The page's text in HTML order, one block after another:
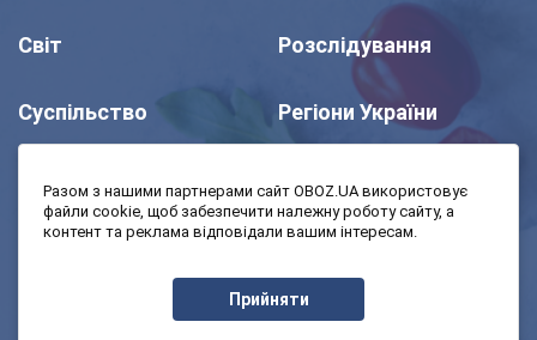
Світ Розслідування
Суспільство Регіони України
Моя школа
Економіка
Разом з нашими партнерами сайт OBOZ.UA використовує
файли cookie, щоб забезпечити належну роботу сайту, а
контент та реклама відповідали вашим інтересам.
Прийняти